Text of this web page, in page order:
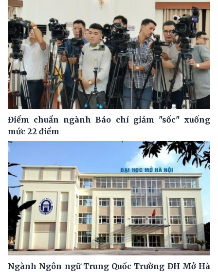
Điểm chuẩn ngành Báo chí giảm "sốc" xuống
mức 22 điểm
Ngành Ngôn ngữ Trung Quốc Trường ĐH Mở Hà